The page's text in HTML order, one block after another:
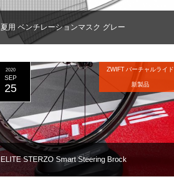
夏用 ベンチレーションマスク グレー
ELITE STERZO Smart Steering Brock
2020
SEP
25
ZWIFT バーチャルライド
新製品